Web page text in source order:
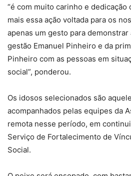
“é com muito carinho e dedicação
mais essa ação voltada para os
apenas um gesto para demonstrar
gestão Emanuel Pinheiro e da
Pinheiro com as pessoas em
social”, ponderou.
Os idosos selecionados são
acompanhados pelas equipes da
remota nesse período, em
Serviço de Fortalecimento de
Social.